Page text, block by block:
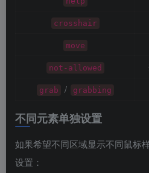
crosshair
move
not-allowed
grab / grabbing
不同元素单独设置
如果希望不同区域显示不同鼠标
设置：